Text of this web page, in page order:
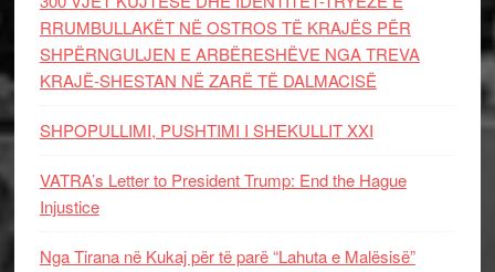
RRUMBULLAKËT NË OSTROS TË KRAJËS PËR
SHPËRNGULJEN E ARBËRESHËVE NGA TREVA
KRAJË-SHESTAN NË ZARË TË DALMACISË
SHPOPULLIMI, PUSHTIMI I SHEKULLIT XXI
VATRA’s Letter to President Trump: End the Hague
Injustice
Nga Tirana në Kukaj për të parë “Lahuta e Malësisë”